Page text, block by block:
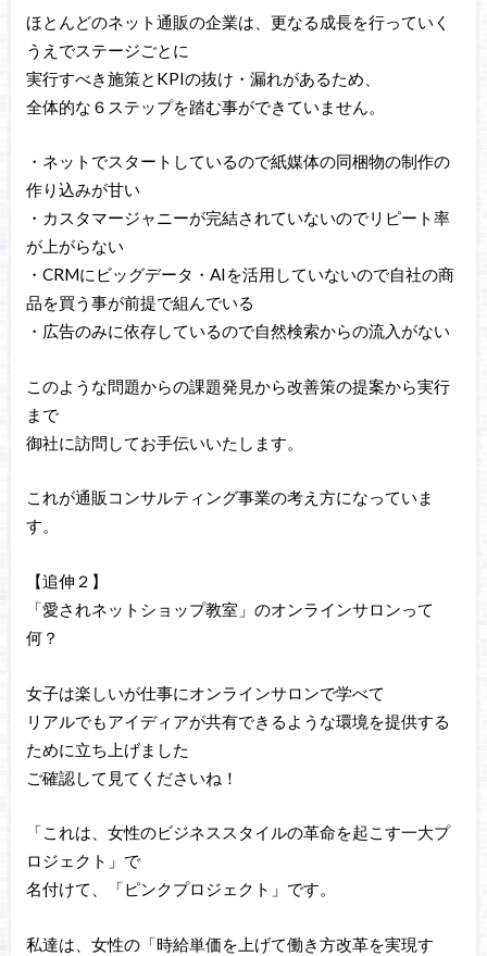
ほとんどのネット通販の企業は、更なる成長を行っていく
うえでステージごとに
実行すべき施策とKPIの抜け・漏れがあるため、
全体的な６ステップを踏む事ができていません。
・ネットでスタートしているので紙媒体の同梱物の制作の
作り込みが甘い
・カスタマージャニーが完結されていないのでリピート率
が上がらない
・CRMにビッグデータ・AIを活用していないので自社の商
品を買う事が前提で組んでいる
・広告のみに依存しているので自然検索からの流入がない
このような問題からの課題発見から改善策の提案から実行
まで
御社に訪問してお手伝いいたします。
これが通販コンサルティング事業の考え方になっていま
す。
【追伸２】
「愛されネットショップ教室」のオンラインサロンって
何？
女子は楽しいが仕事にオンラインサロンで学べて
リアルでもアイディアが共有できるような環境を提供する
ために立ち上げました
ご確認して見てくださいね！
「これは、女性のビジネススタイルの革命を起こす一大プ
ロジェクト」で
名付けて、「ピンクプロジェクト」です。
私達は、女性の「時給単価を上げて働き方改革を実現す